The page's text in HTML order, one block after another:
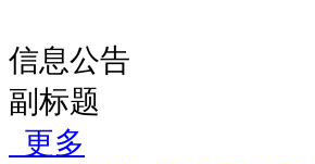
信息公告
副标题
更多